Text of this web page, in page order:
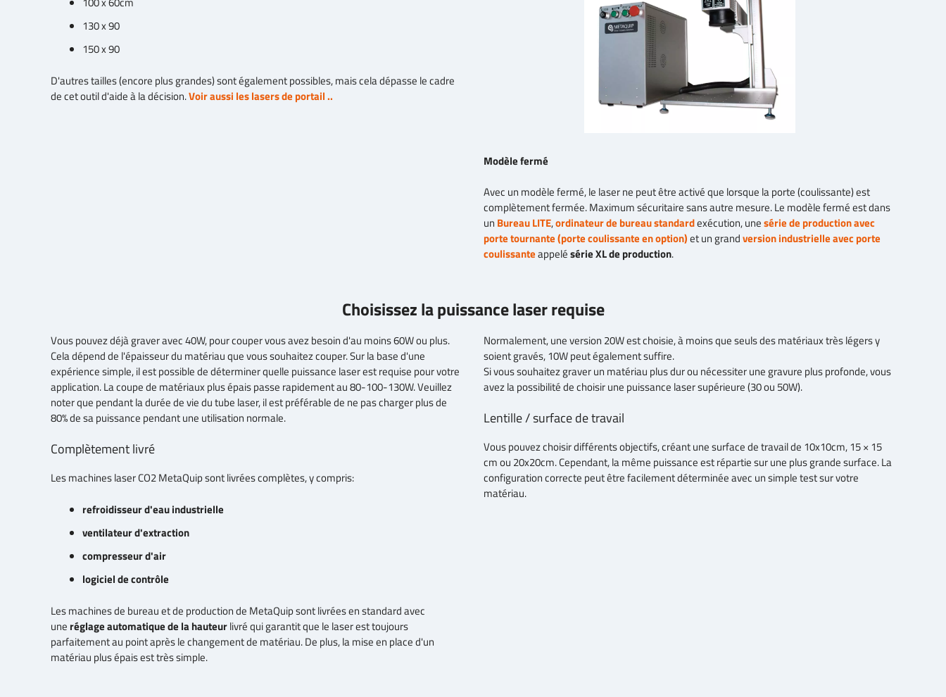
130 x 90
150 x 90
D'autres tailles (encore plus grandes) sont également possibles, mais cela dépasse le cadre
de cet outil d'aide à la décision.Voir aussi les lasers de portail ..
Modèle fermé
Avec un modèle fermé, le laser ne peut être activé que lorsque la porte (coulissante) est
complètement fermée. Maximum sécuritaire sans autre mesure. Le modèle fermé est dans
un Bureau LITE,ordinateur de bureau standardexécution, unesérie de productionavec
porte tournante (porte coulissante en option)et un grandversion industrielle avec porte
coulissanteappelésérie XL de production.
Choisissez la puissance laser requise
Vous pouvez déjà graver avec 40W, pour couper vous avez besoin d'au moins 60W ou plus.
Cela dépend de l'épaisseur du matériau que vous souhaitez couper. Sur la base d'une
expérience simple, il est possible de déterminer quelle puissance laser est requise pour votre
application. La coupe de matériaux plus épais passe rapidement au 80-100-130W. Veuillez
noter que pendant la durée de vie du tube laser, il est préférable de ne pas charger plus de
80% de sa puissance pendant une utilisation normale.
Complètement livré
Les machines laser CO2 MetaQuip sont livrées complètes, y compris:
refroidisseur d'eau industrielle
ventilateur d'extraction
compresseur d'air
logiciel de contrôle
Les machines de bureau et de production de MetaQuip sont livrées en standard avec
une réglage automatique de la hauteurlivré qui garantit que le laser est toujours
parfaitement au point après le changement de matériau. De plus, la mise en place d'un
matériau plus épais est très simple.
Normalement, une version 20W est choisie, à moins que seuls des matériaux très légers y
soient gravés, 10W peut également suffire.
Si vous souhaitez graver un matériau plus dur ou nécessiter une gravure plus profonde, vous
avez la possibilité de choisir une puissance laser supérieure (30 ou 50W).
Lentille / surface de travail
Vous pouvez choisir différents objectifs, créant une surface de travail de 10x10cm, 15 × 15
cm ou 20x20cm. Cependant, la même puissance est répartie sur une plus grande surface. La
configuration correcte peut être facilement déterminée avec un simple test sur votre
matériau.